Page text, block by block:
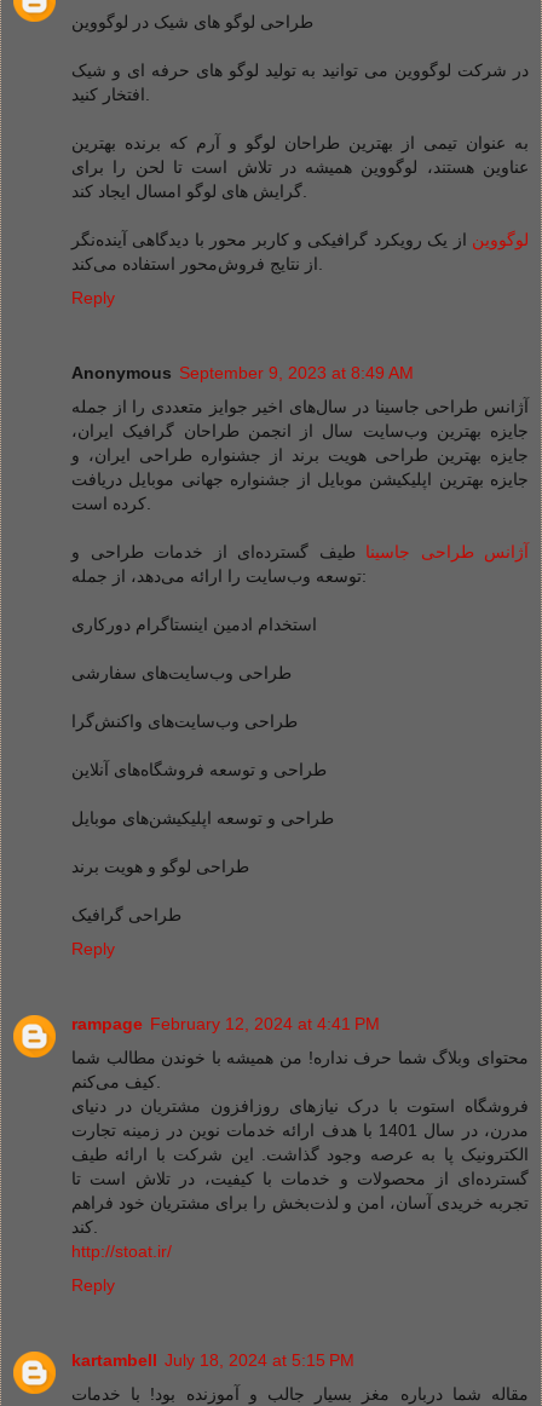
طراحی لوگو های شیک در لوگووین
در شرکت لوگووین می توانید به تولید لوگو های حرفه ای و شیک
به عنوان تیمی از بهترین طراحان لوگو و آرم که برنده بهترین
عناوین هستند، لوگووین همیشه در تلاش است تا لحن را برای
لوگووین از یک رویکرد گرافیکی و کاربر محور با دیدگاهی آینده‌نگر
Reply
Anonymous September 9, 2023 at 8:49 AM
آژانس طراحی جاسینا در سال‌های اخیر جوایز متعددی را از جمله
جایزه بهترین وب‌سایت سال از انجمن طراحان گرافیک ایران،
جایزه بهترین طراحی هویت برند از جشنواره طراحی ایران، و
جایزه بهترین اپلیکیشن موبایل از جشنواره جهانی موبایل دریافت
آژانس طراحی جاسینا طیف گسترده‌ای از خدمات طراحی و
توسعه وب‌سایت را ارائه می‌دهد، از جمله:
استخدام ادمین اینستاگرام دورکاری
طراحی وب‌سایت‌های سفارشی
طراحی وب‌سایت‌های واکنش‌گرا
طراحی و توسعه فروشگاه‌های آنلاین
طراحی و توسعه اپلیکیشن‌های موبایل
طراحی لوگو و هویت برند
طراحی گرافیک
Reply
rampage February 12, 2024 at 4:41 PM
محتوای وبلاگ شما حرف نداره! من همیشه با خوندن مطالب شما
فروشگاه استوت با درک نیازهای روزافزون مشتریان در دنیای
مدرن، در سال 1401 با هدف ارائه خدمات نوین در زمینه تجارت
الکترونیک پا به عرصه وجود گذاشت. این شرکت با ارائه طیف
گسترده‌ای از محصولات و خدمات با کیفیت، در تلاش است تا
تجربه خریدی آسان، امن و لذت‌بخش را برای مشتریان خود فراهم
http://stoat.ir/
Reply
kartambell July 18, 2024 at 5:15 PM
مقاله شما درباره مغز بسیار جالب و آموزنده بود! با خدمات